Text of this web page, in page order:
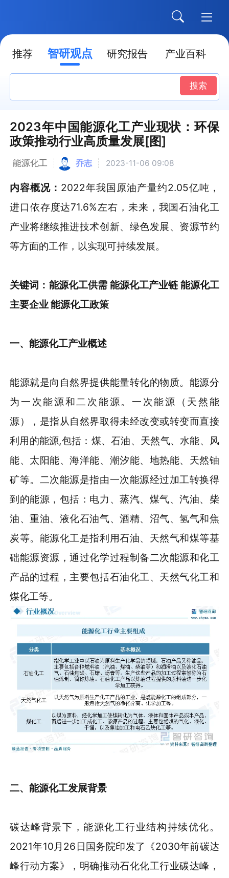
推荐 智研观点 研究报告 产业百科
搜索
2023年中国能源化工产业现状：环保
政策推动行业高质量发展[图]
能源化工 乔志 2023-11-06 09:08
内容概况： 2022年我国原油产量约2.05亿吨，
进口依存度达71.6%左右，未来，我国石油化工
产业将继续推进技术创新、绿色发展、资源节约
等方面的工作，以实现可持续发展。
关键词： 能源化工供需 能源化工产业链 能源化工
主要企业 能源化工政策
一、能源化工产业概述
能源就是向自然界提供能量转化的物质。能源分
为一次能源和二次能源。一次能源（天然能
源），是指从自然界取得未经改变或转变而直接
利用的能源,包括：煤、石油、天然气、水能、风
能、太阳能、海洋能、潮汐能、地热能、天然铀
矿等。二次能源是指由一次能源经过加工转换得
到的能源，包括：电力、蒸汽、煤气、汽油、柴
油、重油、液化石油气、酒精、沼气、氢气和焦
炭等。能源化工是指利用石油、天然气和煤等基
础能源资源，通过化学过程制备二次能源和化工
产品的过程，主要包括石油化工、天然气化工和
煤化工等。
二、能源化工发展背景
碳达峰背景下，能源化工行业结构持续优化。
2021年10月26日国务院印发了《2030年前碳达
峰行动方案》，明确推动石化化工行业碳达峰，